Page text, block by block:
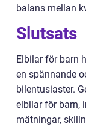
balans mellan
Slutsats
Elbilar för barn
en spännande
bilentusiaster.
elbilar för barn,
mätningar,